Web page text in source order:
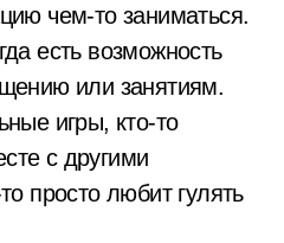
чем-то заниматься.
есть возможность
или занятиям.
игры, кто-то
с другими
просто любит гулять